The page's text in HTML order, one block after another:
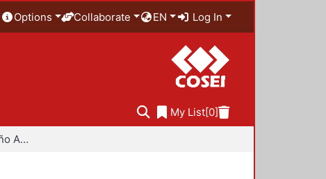
Options Collaborate EN Log In
My List[0]
Especialidad en Diseño Ambiental